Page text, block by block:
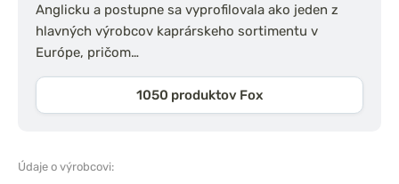
Anglicku a postupne sa vyprofilovala ako jeden z
hlavných výrobcov kaprárskeho sortimentu v
Európe, pričom…
1050 produktov Fox
Údaje o výrobcovi: